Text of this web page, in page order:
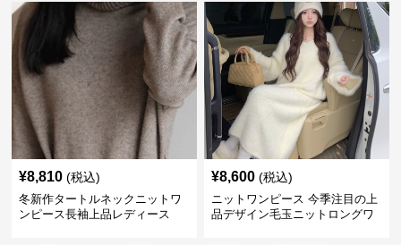
¥8,810 (税込)
冬新作タートルネックニットワ
ンピース長袖上品レディース
¥8,600 (税込)
ニットワンピース 今季注目の上
品デザイン毛玉ニットロングワ